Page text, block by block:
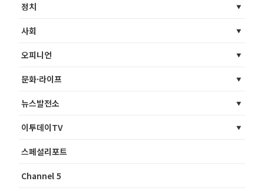
정치
사회
오피니언
문화·라이프
뉴스발전소
이투데이TV
스페셜리포트
Channel 5